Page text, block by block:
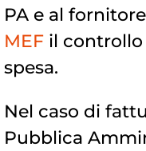
PA e al
MEF il
spesa.
Nel caso di
Pubblica